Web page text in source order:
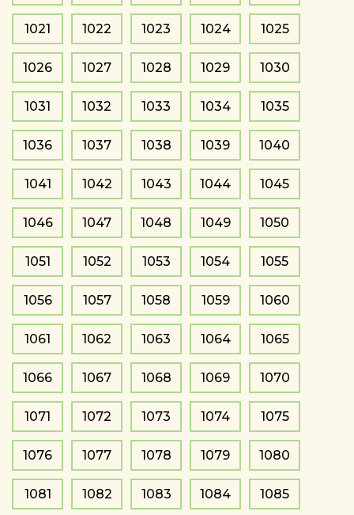
1021 1022 1023 1024 1025
1026 1027 1028 1029 1030
1031 1032 1033 1034 1035
1036 1037 1038 1039 1040
1041 1042 1043 1044 1045
1046 1047 1048 1049 1050
1051 1052 1053 1054 1055
1056 1057 1058 1059 1060
1061 1062 1063 1064 1065
1066 1067 1068 1069 1070
1071 1072 1073 1074 1075
1076 1077 1078 1079 1080
1081 1082 1083 1084 1085